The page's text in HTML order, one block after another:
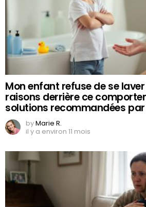
Mon enfant refuse de se
raisons derrière ce
solutions recommandées
byMarie R.
il y a environ 11 mois